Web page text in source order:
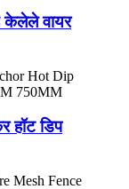
केलेले वायर
हॉट डिप